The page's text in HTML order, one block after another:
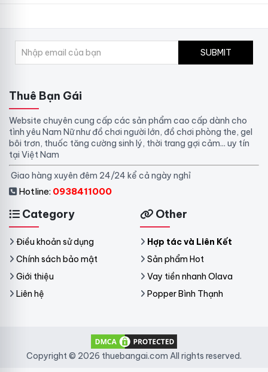
SUBMIT
Thuê Bạn Gái
Website chuyên cung cấp các sản phẩm cao cấp dành cho
tình yêu Nam Nữ như đồ chơi người lớn, đồ chơi phòng the, gel
bôi trơn, thuốc tăng cường sinh lý, thời trang gợi cảm... uy tín
tại Việt Nam
Giao hàng xuyên đêm 24/24 kể cả ngày nghỉ
Hotline: 0938411000
Category
Điều khoản sử dụng
Chính sách bảo mật
Giới thiệu
Liên hệ
Other
Hợp tác và Liên Kết
Sản phẩm Hot
Vay tiền nhanh Olava
Popper Bình Thạnh
Copyright © 2026 thuebangai.com All rights reserved.